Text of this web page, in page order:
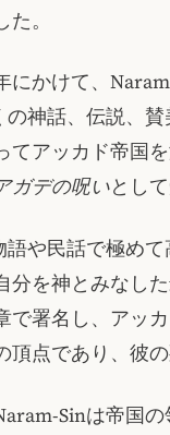
。
にかけて、
神話、伝説、
てアッカド帝国
ガデの呪いとし
や民話で極め
分を神とみなし
で署名し、アッ
点であり、彼
Sinは帝国